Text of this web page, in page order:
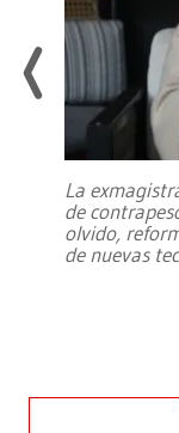
La
de
olvido,
de nuevas